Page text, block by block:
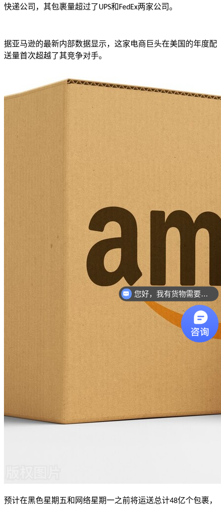
快递公司，其包裹量超过了UPS和FedEx两家公司。
据亚马逊的最新内部数据显示，这家电商巨头在美国的年度配
送量首次超越了其竞争对手。
预计在黑色星期五和网络星期一之前将运送总计48亿个包裹，
您好，我有货物需要你们的产品。